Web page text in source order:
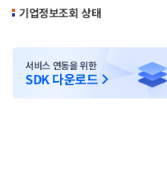
기업정보조회 상태
서비스 연동을 위한
SDK 다운로드